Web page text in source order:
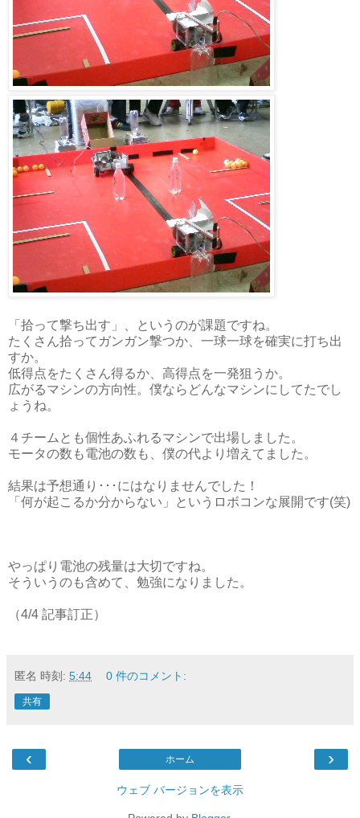
「拾って撃ち出す」、というのが課題ですね。
たくさん拾ってガンガン撃つか、一球一球を確実に打ち出
すか。
低得点をたくさん得るか、高得点を一発狙うか。
広がるマシンの方向性。僕ならどんなマシンにしてたでし
ょうね。
４チームとも個性あふれるマシンで出場しました。
モータの数も電池の数も、僕の代より増えてました。
結果は予想通り･･･にはなりませんでした！
「何が起こるか分からない」というロボコンな展開です(笑)
やっぱり電池の残量は大切ですね。
そういうのも含めて、勉強になりました。
（4/4 記事訂正）
匿名 時刻: 5:44 0 件のコメント:
共有
‹ ›
ホーム
ウェブ バージョンを表示